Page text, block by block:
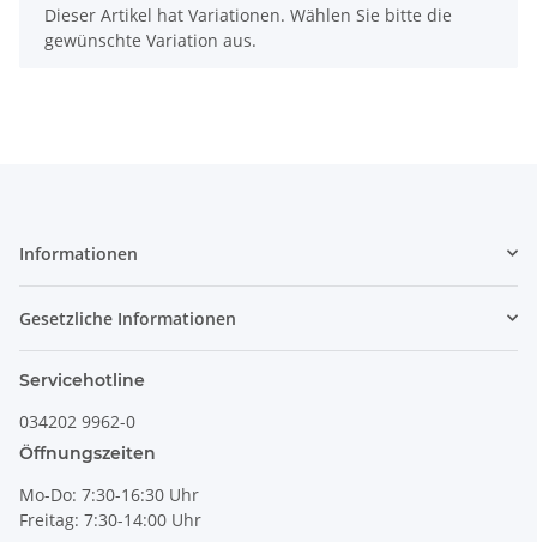
x
Dieser Artikel hat Variationen. Wählen Sie bitte die
gewünschte Variation aus.
Informationen
Gesetzliche Informationen
Servicehotline
034202 9962-0
Öffnungszeiten
Mo-Do: 7:30-16:30 Uhr
Freitag: 7:30-14:00 Uhr